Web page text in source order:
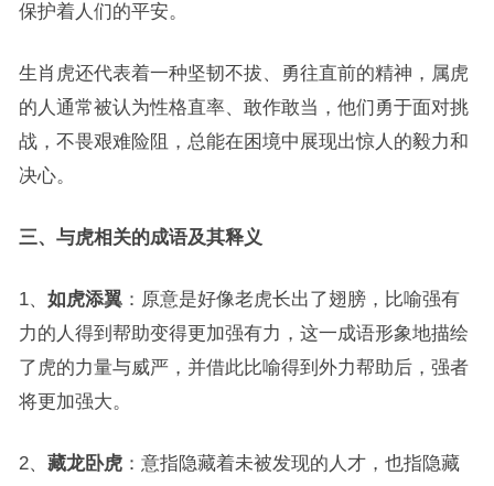
保护着人们的平安。
生肖虎还代表着一种坚韧不拔、勇往直前的精神，属虎
的人通常被认为性格直率、敢作敢当，他们勇于面对挑
战，不畏艰难险阻，总能在困境中展现出惊人的毅力和
决心。
三、与虎相关的成语及其释义
1、 如虎添翼：原意是好像老虎长出了翅膀，比喻强有
力的人得到帮助变得更加强有力，这一成语形象地描绘
了虎的力量与威严，并借此比喻得到外力帮助后，强者
将更加强大。
2、 藏龙卧虎：意指隐藏着未被发现的人才，也指隐藏